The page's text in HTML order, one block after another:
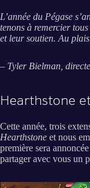
L’année du Pégase
tenons à remercier
et leur soutien. Au
– Tyler Bielman,
Hearthstone
Cette année, trois
Hearthstone et nous
première sera
partager avec vous un